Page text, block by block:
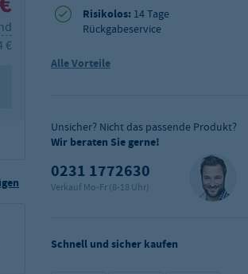
€
Risikolos: 14 Tage
Rückgabeservice
Alle Vorteile
Unsicher? Nicht das passende Produkt?
Wir beraten Sie gerne!
0231 1772630
Verkauf Mo-Fr (8-18 Uhr)
Schnell und sicher kaufen